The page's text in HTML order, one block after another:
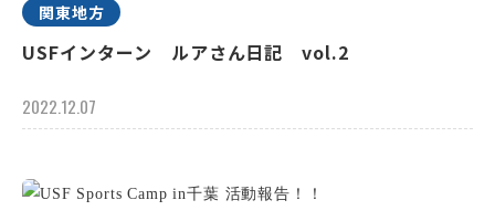
関東地方
USFインターン ルアさん日記 vol.2
2022.12.07